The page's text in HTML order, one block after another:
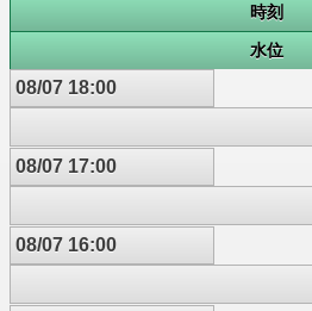
時刻
水位
08/07 18:00
08/07 17:00
08/07 16:00